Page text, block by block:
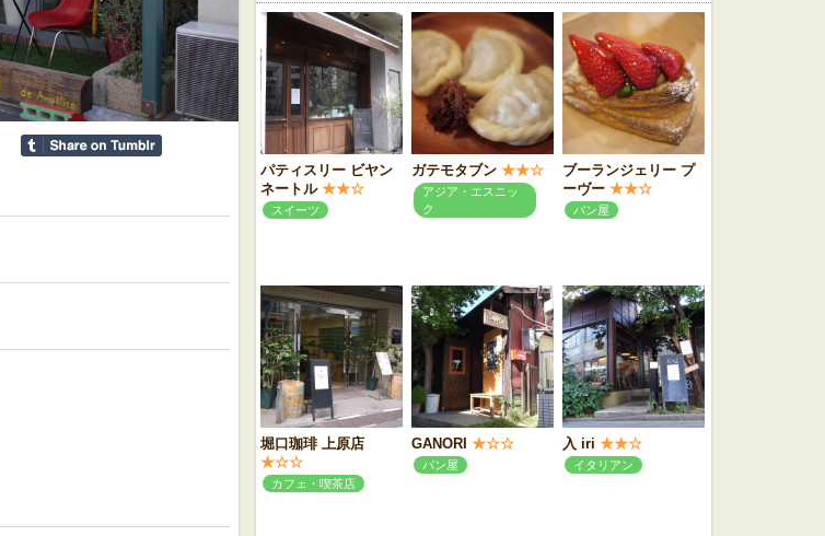
パティスリー ビヤン
ネートル ★★☆
スイーツ
ガテモタブン ★★☆
アジア・エスニッ
ク
ブーランジェリー プ
ーヴー ★★☆
パン屋
堀口珈琲 上原店
★☆☆
カフェ・喫茶店
GANORI ★☆☆
パン屋
入 iri ★★☆
イタリアン